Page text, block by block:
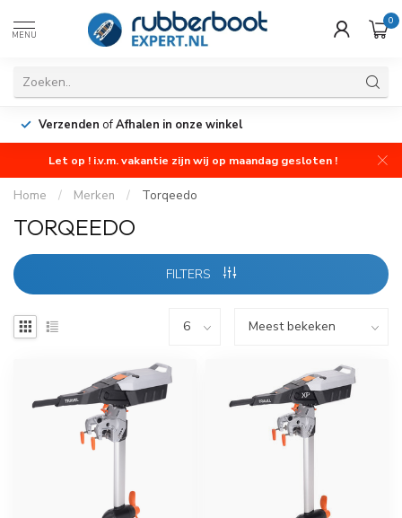
MENU
0
Verzenden ofAfhalen in onze winkel
Let op ! i.v.m. vakantie zijn wij op maandag gesloten !
Home / Merken / Torqeedo
TORQEEDO
FILTERS